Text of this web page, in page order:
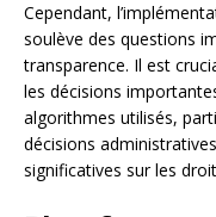
Cependant,
soulève des questions
transparence. Il est
les décisions
algorithmes utilisés,
décisions
significatives sur les